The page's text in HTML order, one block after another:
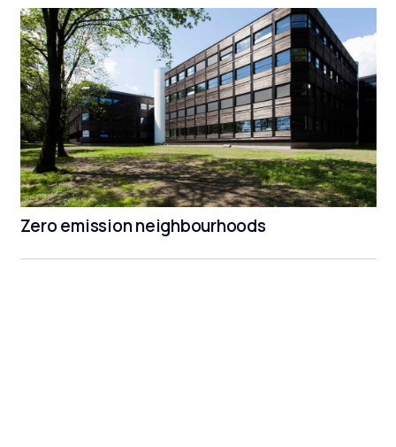
Zero emission neighbourhoods